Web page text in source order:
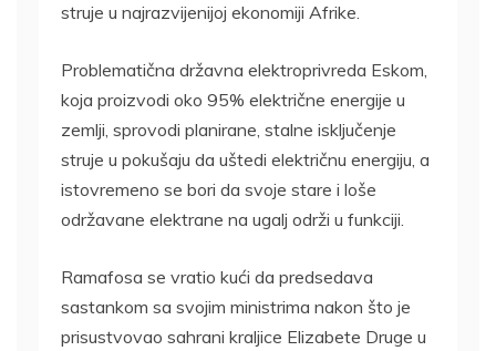
struje u najrazvijenijoj ekonomiji Afrike.
Problematična državna elektroprivreda Eskom,
koja proizvodi oko 95% električne energije u
zemlji, sprovodi planirane, stalne isključenje
struje u pokušaju da uštedi električnu energiju, a
istovremeno se bori da svoje stare i loše
održavane elektrane na ugalj održi u funkciji.
Ramafosa se vratio kući da predsedava
sastankom sa svojim ministrima nakon što je
prisustvovao sahrani kraljice Elizabete Druge u